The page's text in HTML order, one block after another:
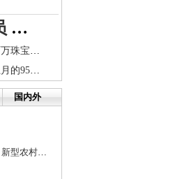
望城县选任34名人民陪审员 参加人民法院审判活动
长沙闹市价值百万珠宝深夜被盗 当班保安离奇失踪
瓶装液化气由上月的95元上调至105元 每瓶涨10元
国内外
长株潭直饮水第一站！家用直饮水 单位饮水设备 新型农村净水器 龙...